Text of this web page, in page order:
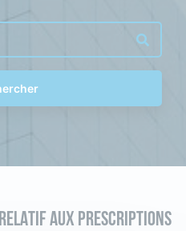
AUX PRESCRIPTIONS